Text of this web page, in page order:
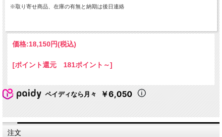
※取り寄せ商品、在庫の有無と納期は後日連絡
価格:18,150円(税込)
[ポイント還元 181ポイント～]
ペイディなら月々 ￥6,050
注文